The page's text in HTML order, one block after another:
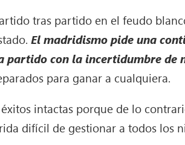
tras partido en el feudo
El madridismo pide una
con la incertidumbre de
para ganar a cualquiera.
intactas porque de lo
difícil de gestionar a todos los